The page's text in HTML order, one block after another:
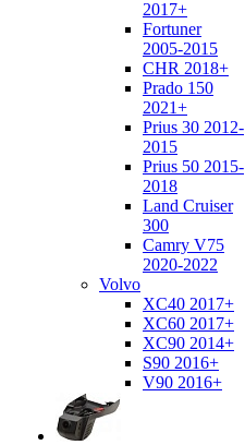
2017+
Fortuner
2005-2015
CHR 2018+
Prado 150
2021+
Prius 30 2012-
2015
Prius 50 2015-
2018
Land Cruiser
300
Camry V75
2020-2022
Volvo
XC40 2017+
XC60 2017+
XC90 2014+
S90 2016+
V90 2016+